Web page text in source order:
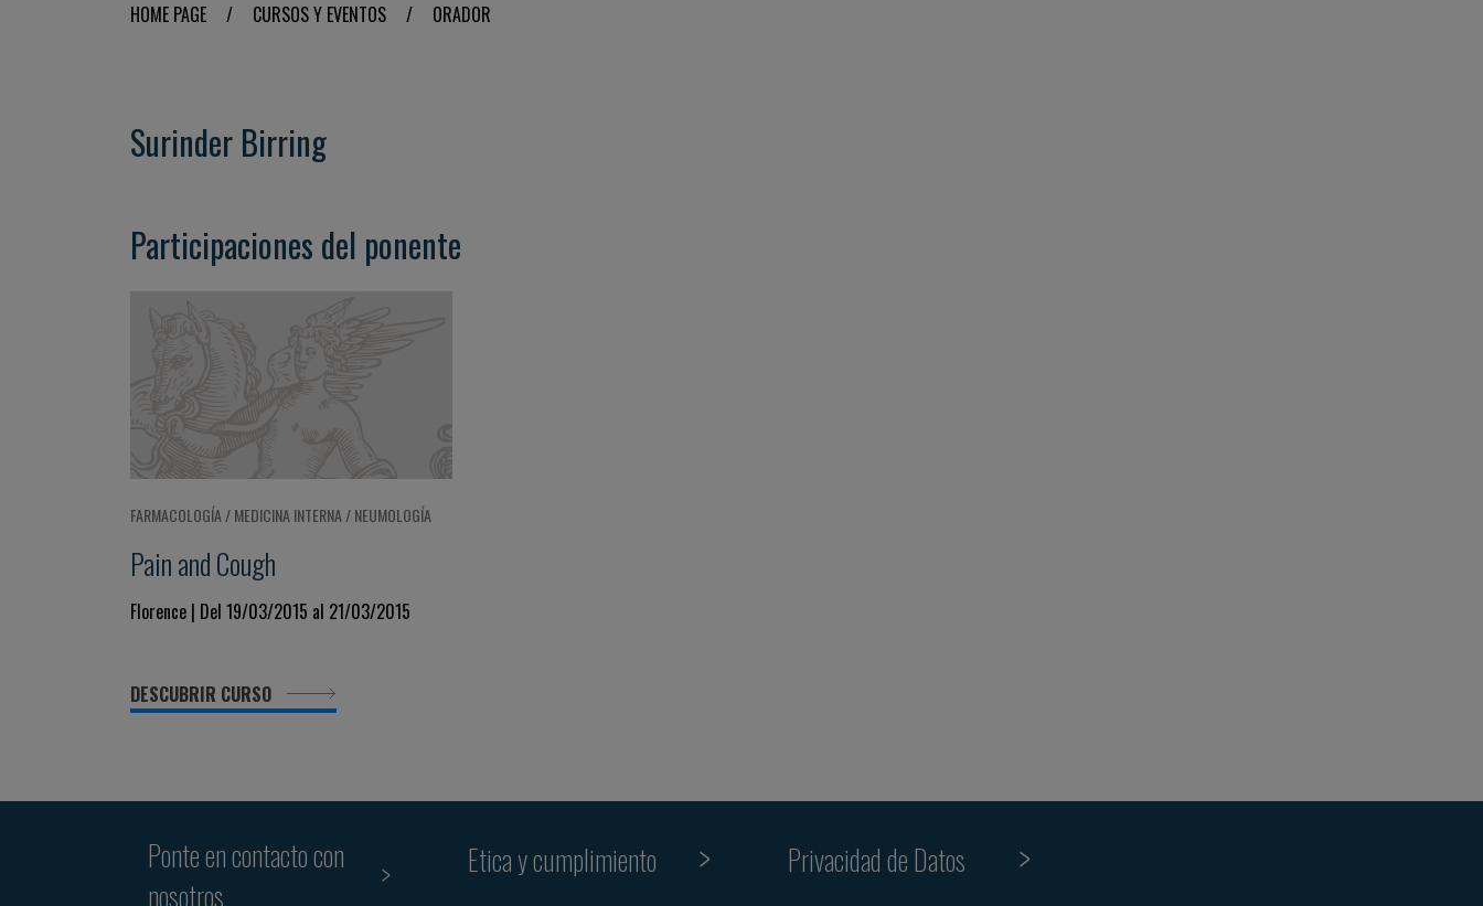
HOME PAGE / CURSOS Y EVENTOS / ORADOR
Surinder Birring
Participaciones del ponente
FARMACOLOGÍA / MEDICINA INTERNA / NEUMOLOGÍA
Pain and Cough
Florence | Del 19/03/2015 al 21/03/2015
DESCUBRIR CURSO
Ponte en contacto con
nosotros
Etica y cumplimiento
Privacidad de Datos